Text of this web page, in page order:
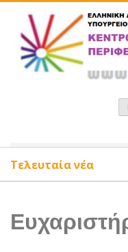
περιεχόμενο
Τελευταία νέα